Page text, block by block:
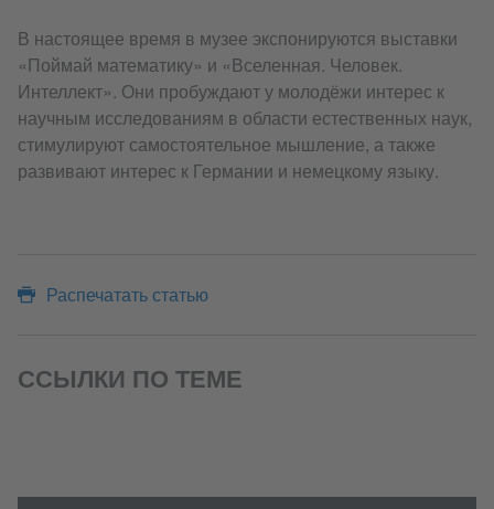
В настоящее время в музее экспонируются выставки
«Поймай математику» и «Вселенная. Человек.
Интеллект». Они пробуждают у молодёжи интерес к
научным исследованиям в области естественных наук,
стимулируют самостоятельное мышление, а также
развивают интерес к Германии и немецкому языку.
Распечатать статью
ССЫЛКИ ПО ТЕМЕ